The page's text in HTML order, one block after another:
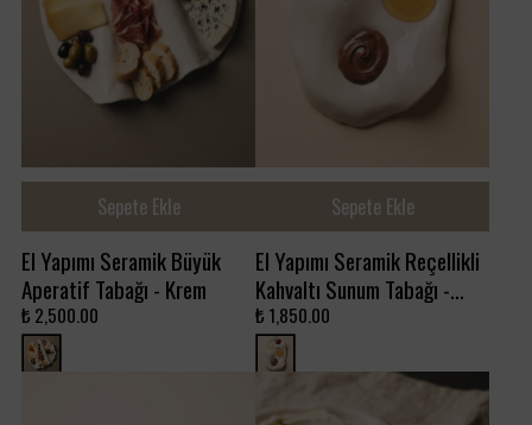
Sepete Ekle
El Yapımı Seramik Büyük
Aperatif Tabağı - Krem
₺ 2,500.00
Sepete Ekle
El Yapımı Seramik Reçellikli
Kahvaltı Sunum Tabağı -
Krem
₺ 1,850.00